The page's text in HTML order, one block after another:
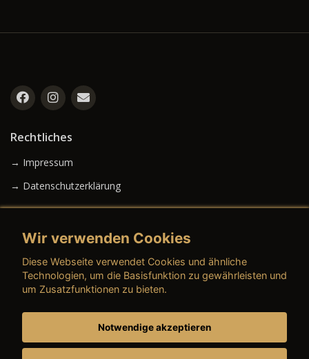
Rechtliches
→ Impressum
→ Datenschutzerklärung
→ AGB (Gebrauchtwagen)
→ AGB (Teile & Zubehör)
Wir verwenden Cookies
Diese Webseite verwendet Cookies und ähnliche
Technologien, um die Basisfunktion zu gewährleisten und
um Zusatzfunktionen zu bieten.
Notwendige akzeptieren